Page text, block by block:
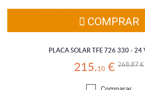
COMPRAR
PLACA SOLAR TFE 726 330 - 24
215.10 € 268,87 €